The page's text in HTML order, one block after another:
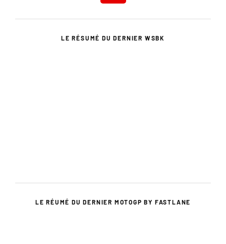
LE RÉSUMÉ DU DERNIER WSBK
LE RÉUMÉ DU DERNIER MOTOGP BY FASTLANE